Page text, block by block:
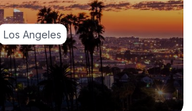
Los Angeles